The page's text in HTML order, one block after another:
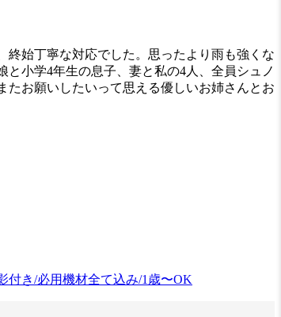
始丁寧な対応でした。思ったより雨も強くな
小学4年生の息子、妻と私の4人、全員シュノ
お願いしたいって思える優しいお姉さんとお
付き/必用機材全て込み/1歳〜OK